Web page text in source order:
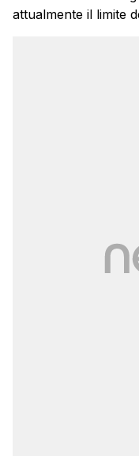
attualmente il limite